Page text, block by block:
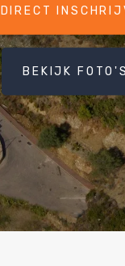
DIRECT
BEKIJK FOTO'S